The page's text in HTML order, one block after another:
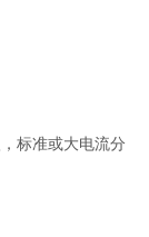
标准或大电流分